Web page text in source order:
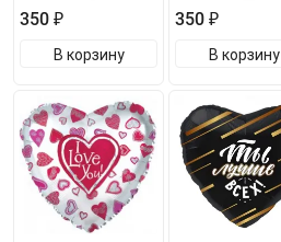
350 ₽
В корзину
350 ₽
В корзину